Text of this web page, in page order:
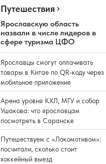
Путешествия
Ярославскую область
назвали в числе лидеров в
сфере туризма ЦФО
Ярославцы смогут оплачивать
товары в Китае по QR-коду через
мобильное приложение
Арена уровня КХЛ, МГУ и собор
Ушакова: что ярославцам
посмотреть в Саранске
Путешествуем с «Локомотивом»:
посчитали, сколько стоит
хоккейный выезд